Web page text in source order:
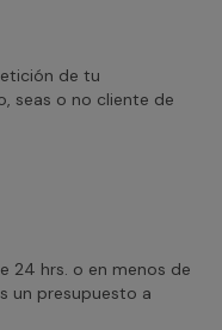
de tu
seas o no cliente de
24 hrs. o en menos de
un presupuesto a